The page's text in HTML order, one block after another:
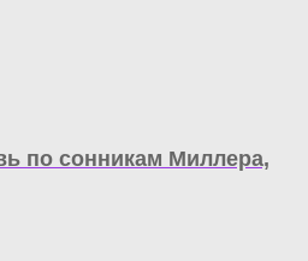
по сонникам Миллера,